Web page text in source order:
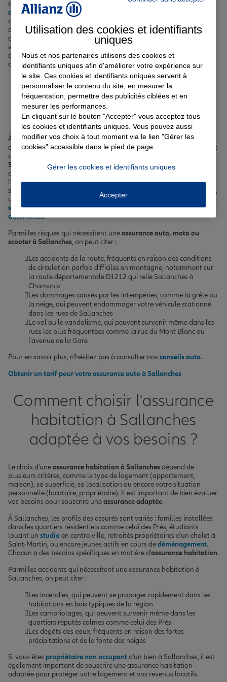
avec uneassurance auto à Sallanches
, votre logement avec une
assurance habitation, votre santé avec une
ou encore à sécuriser votre avenir avec une assurance vie, nous
avons la solution qu'il vous faut. Nous proposons également des
assurances spécifiques, comme l'assurance scolaire pour protéger
vos enfants lors de leurs activités à l'école ou au collège de Varens,
ou l'
assurance emprunteurpour garantir votre prêt immobilier et
devenir propriétaire à Sallanches.
Votre assurance auto, moto
ou scooter à Sallanches
À Sallanches, la mobilité est un enjeu important. Que vous circuliez
en voiture, à moto ou en scooter, nous vous proposons des solutions
d'assurance adaptées à vos besoins. Notre
Sallanches
vous protège contre les risques liés à la circulation,
comme les accidents, les dommages matériels, le vol ou encore
l'incendie. Vous pouvez également souscrire des options
supplémentaires, comme l'
assurance auto au km
si vous roulez peu,
une
assurance malussé ou résilié, ou encore une
spécifique pour les voitures électriquesou lesvoitures semi-
autonomes.
Parmi les risques qui nécessitent uneassurance auto, moto ou
scooter à Sallanches, on peut citer :
Les accidents de la route, fréquents en raison des conditions
de circulation parfois difficiles en montagne, notamment sur
la route départementale D1212 qui relie Sallanches à
Chamonix
Les dommages causés par les intempéries, comme la grêle ou
la neige, qui peuvent endommager votre véhicule stationné
dans les rues de Sallanches
Le vol ou le vandalisme, qui peuvent survenir même dans les
rues les plus fréquentées comme la rue du Mont Blanc ou
l'avenue de la Gare
Pour en savoir plus, n'hésitez pas à consulter nos conseils auto.
Obtenir un tarif pour votre assurance auto à Sallanches
Comment choisir l'assurance
habitation à Sallanches
adaptée à vos besoins ?
Le choix d'uneassurance habitation à Sallanchesdépend de
plusieurs critères, comme le type de logement (appartement,
maison), sa superficie, sa localisation ou encore votre situation
personnelle (locataire, propriétaire). Il est important de bien évaluer
vos besoins pour souscrire uneassurance adaptée.
À Sallanches, les profils des assurés sont variés : familles installées
dans les quartiers résidentiels comme celui des Prés, étudiants
louant un studioen centre-ville, retraités propriétaires d'un chalet à
Saint-Martin, ou encore jeunes actifs en cours dedéménagement.
Chacun a des besoins spécifiques en matière d'assurance habitation.
Parmi les accidents qui nécessitent une assurance habitation à
Sallanches, on peut citer :
Les incendies, qui peuvent se propager rapidement dans les
habitations en bois typiques de la région
Les cambriolages, qui peuvent survenir même dans les
quartiers réputés calmes comme celui des Prés
Les dégâts des eaux, fréquents en raison des fortes
précipitations et de la fonte des neiges
Si vous êtes propriétaire non occupantd'un bien à Sallanches, il est
également important de souscrire une assurance habitation
adaptée pour protéger votre logement et vos revenus locatifs.
Utilisation des cookies et identifiants
uniques
Nous et nos partenaires utilisons des cookies et
identifiants uniques afin d'améliorer votre expérience sur
le site. Ces cookies et identifiants uniques servent à
personnaliser le contenu du site, en mesurer la
fréquentation, permettre des publicités ciblées et en
mesurer les performances.
En cliquant sur le bouton "Accepter" vous acceptez tous
les cookies et identifiants uniques. Vous pouvez aussi
modifier vos choix à tout moment via le lien "Gérer les
cookies" accessible dans le pied de page.
Gérer les cookies et identifiants uniques
Accepter